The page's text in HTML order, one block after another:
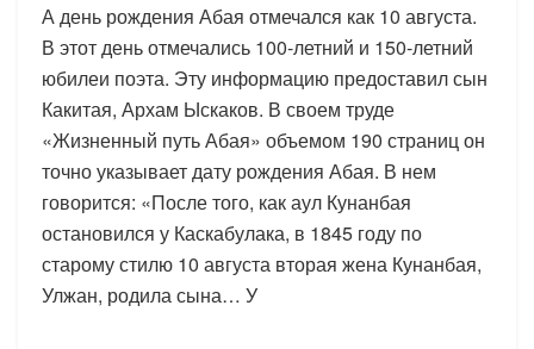
А день рождения Абая отмечался как 10 августа.
В этот день отмечались 100-летний и 150-летний
юбилеи поэта. Эту информацию предоставил сын
Какитая, Архам Ыскаков. В своем труде
«Жизненный путь Абая» объемом 190 страниц он
точно указывает дату рождения Абая. В нем
говорится: «После того, как аул Кунанбая
остановился у Каскабулака, в 1845 году по
старому стилю 10 августа вторая жена Кунанбая,
Улжан, родила сына… У